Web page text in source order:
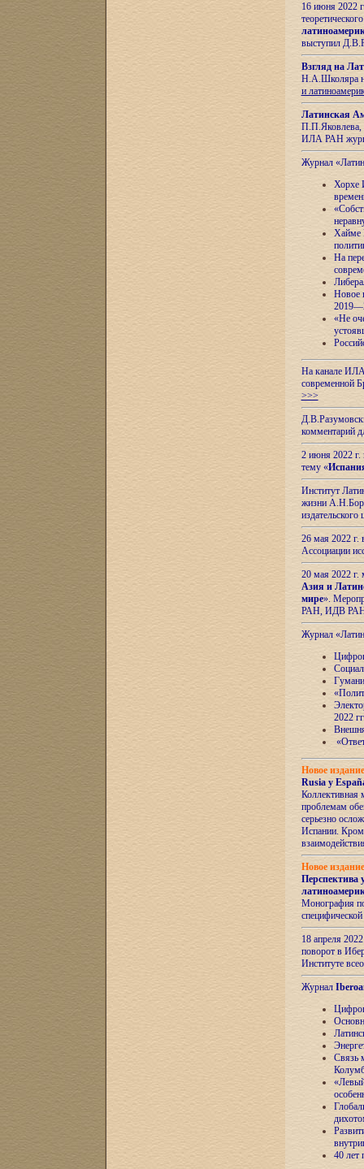
16 июня 2022
выступил
Взгляд на
Н.А.Школяра
и
Латинская
П.П.Яковлева,
ИЛА РАН
Журнал
Хорхе
Хайме
На
Новое
«Не
На канале ИЛА
современной
>>>
комментарий
2 июня 2022 г.
тему «
Институт
жизни
26 мая 2022
Ассоциации
20 мая 2022
Азия и
мире».
РАН, ИДВ
Журнал
2022
Новое
Rusia y
Коллективная
проблемам
серьезно
Испании.
Новое
Перспектива
Монография
18 апреля
поворот в
Институте
Журнал
Связь
40 лет